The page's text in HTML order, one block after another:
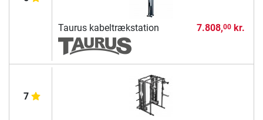
Taurus kabeltrækstation 7.808,00kr.
7